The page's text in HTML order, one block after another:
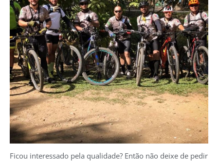
Ficou interessado pela qualidade? Então não deixe de pedir